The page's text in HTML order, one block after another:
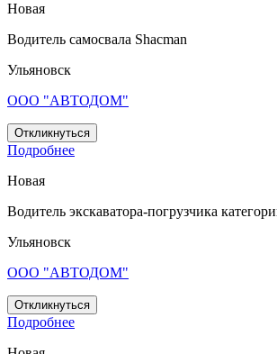
Новая
Водитель самосвала Shacman
Ульяновск
ООО "АВТОДОМ"
Откликнуться
Подробнее
Новая
Водитель экскаватора-погрузчика
Ульяновск
ООО "АВТОДОМ"
Откликнуться
Подробнее